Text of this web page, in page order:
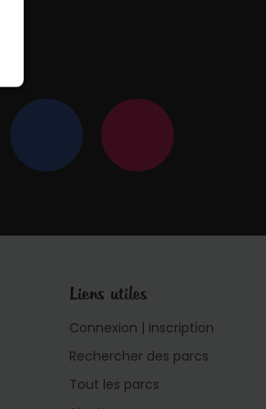
Liens utiles
Connexion | Inscription
Rechercher des parcs
Tout les parcs